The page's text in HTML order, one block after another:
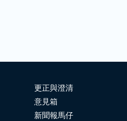
更正與澄清
意見箱
新聞報馬仔